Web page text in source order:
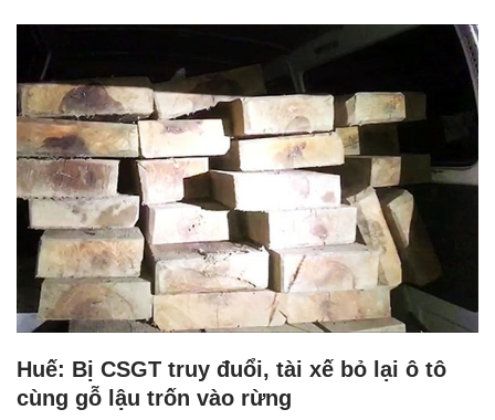
Huế: Bị CSGT truy đuổi, tài xế bỏ lại ô tô
cùng gỗ lậu trốn vào rừng